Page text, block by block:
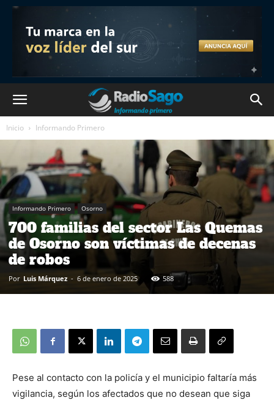
Inicio Informando Primero
Informando Primero Osorno
700 familias del sector Las Quemas
de Osorno son víctimas de decenas
de robos
Por Luis Márquez - 6 de enero de 2025 588
Pese al contacto con la policía y el municipio faltaría más
vigilancia, según los afectados que no desean que siga